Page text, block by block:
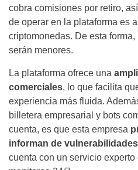
cobra comisiones por retiro,
de operar en la plataforma es
criptomonedas. De esta
serán menores.
La plataforma ofrece una
comerciales, lo que facilita
experiencia más fluida.
billetera empresarial y bots
cuenta, es que esta empresa
informan de
cuenta con un servicio